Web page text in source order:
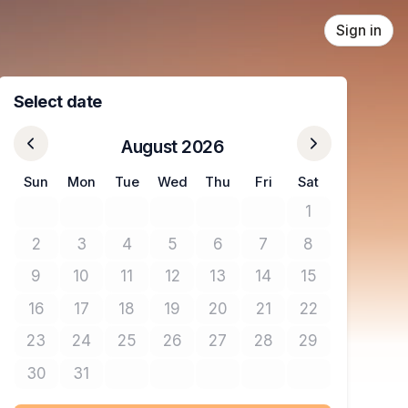
Sign in
Select date
August 2026
Sun Mon Tue Wed Thu Fri Sat
1No tickets
2No tickets available
3No tickets available
4No tickets available
5No tickets available
6No tickets available
7No tickets available
8No tickets
9No tickets available
10No tickets available
11No tickets available
12No tickets available
13No tickets available
14No tickets available
15No tickets
16No tickets available
17No tickets available
18No tickets available
19No tickets available
20No tickets available
21No tickets available
22No tickets
23No tickets available
24No tickets available
25No tickets available
26No tickets available
27No tickets available
28No tickets available
29No tickets
30No tickets available
31No tickets available